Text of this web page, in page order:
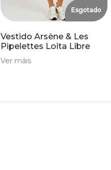
Esgotado
Vestido Arsène & Les
Pipelettes Loita Libre
Ver máis